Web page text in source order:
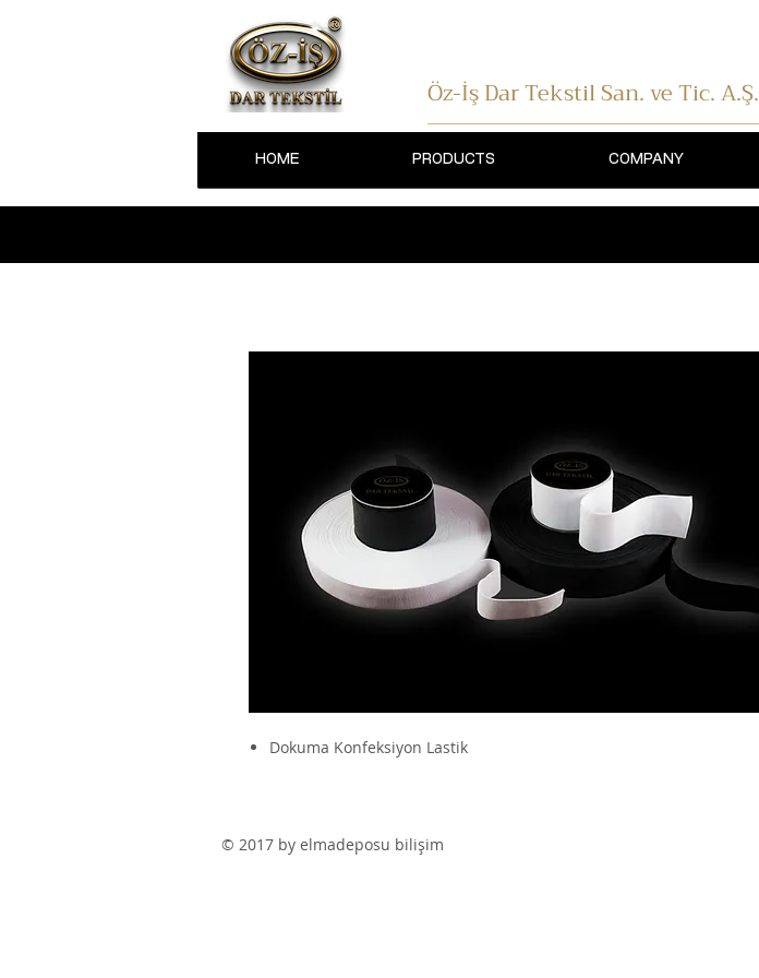
Öz-İş Dar TekstilSan. ve Tic. A.Ş.
HOME PRODUCTS COMPANY
Dokuma Konfeksiyon Lastik
© 2017 by elmadeposu bilişim